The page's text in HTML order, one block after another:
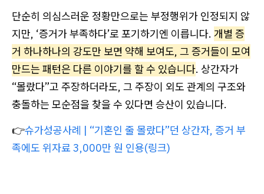
단순히 의심스러운 정황만으로는 부정행위가 인정되지 않
지만, ‘증거가 부족하다’로 포기하기엔 이릅니다. 개별 증
거 하나하나의 강도만 보면 약해 보여도, 그 증거들이 모여
만드는 패턴은 다른 이야기를 할 수 있습니다. 상간자가
“몰랐다”고 주장하더라도, 그 주장이 외도 관계의 구조와
충돌하는 모순점을 찾을 수 있다면 승산이 있습니다.
👉슈가성공사례 | “기혼인 줄 몰랐다”던 상간자, 증거 부
족에도 위자료 3,000만 원 인용(링크)